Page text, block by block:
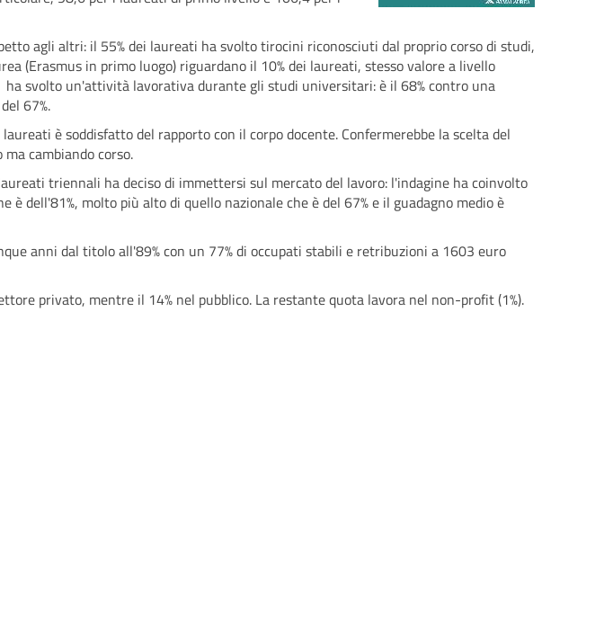
agli altri: il 55% dei laureati ha svolto tirocini riconosciuti dal proprio corso di studi,
(Erasmus in primo luogo) riguardano il 10% dei laureati, stesso valore a livello
svolto un'attività lavorativa durante gli studi universitari: è il 68% contro una
67%.
è soddisfatto del rapporto con il corpo docente. Confermerebbe la scelta del
cambiando corso.
triennali ha deciso di immettersi sul mercato del lavoro: l'indagine ha coinvolto
dell'81%, molto più alto di quello nazionale che è del 67% e il guadagno medio è
anni dal titolo all'89% con un 77% di occupati stabili e retribuzioni a 1603 euro
privato, mentre il 14% nel pubblico. La restante quota lavora nel non-profit (1%).